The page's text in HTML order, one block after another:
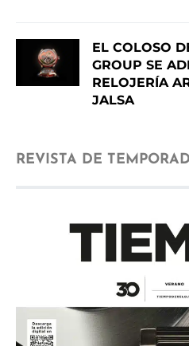
EL COLOSO
GROUP SE
RELOJERÍA
JALSA
REVISTA DE